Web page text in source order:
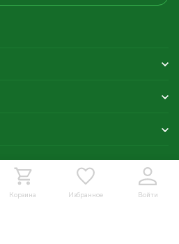
Корзина Избранное Войти